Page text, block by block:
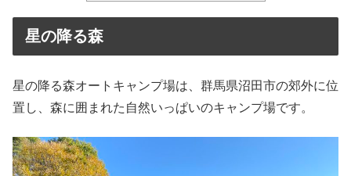
星の降る森
星の降る森オートキャンプ場は、群馬県沼田市の郊外に位
置し、森に囲まれた自然いっぱいのキャンプ場です。